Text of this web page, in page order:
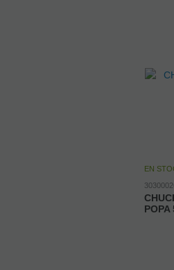
EN
POPA